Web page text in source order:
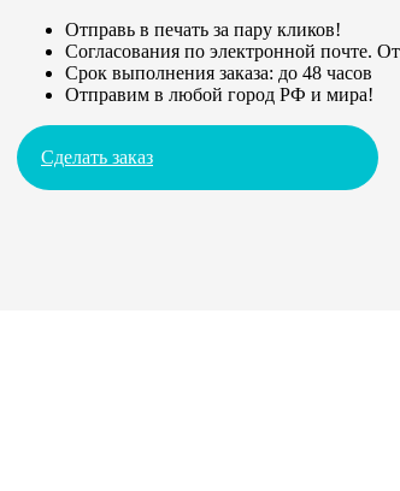
Отправь в печать за пару кликов!
Согласования по электронной почте.
Срок выполнения заказа: до 48 часов
Отправим в любой город РФ и мира!
Сделать заказ